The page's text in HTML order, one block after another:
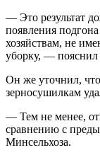
— Это результат
появления
хозяйствам, не
уборку, —
Он же уточнил, что
зерносушилкам
— Тем не менее,
сравнению с
Минсельхоза.